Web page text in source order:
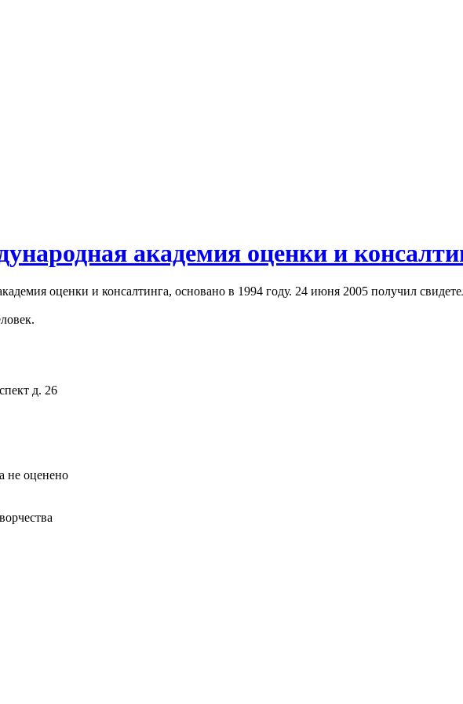
академия оценки и
оценки и консалтинга, основано в 1994 году. 24 июня 2005 получил
д. 26
не оценено